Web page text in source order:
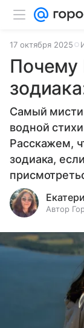
17 октября 2025
Почему
Самый
водной
Расскажем,
зодиака,
Автор